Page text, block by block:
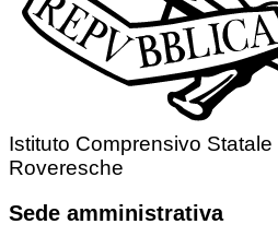
Istituto Comprensivo Statale
Roveresche
Sede amministrativa